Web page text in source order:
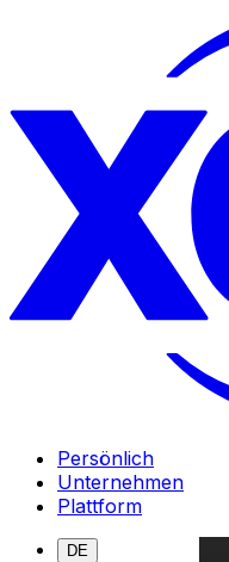
Persönlich
Unternehmen
Plattform
DE